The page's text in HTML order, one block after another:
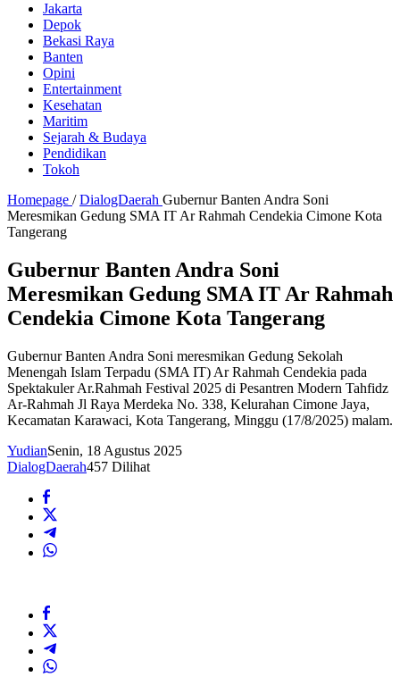
Jakarta
Depok
Bekasi Raya
Banten
Opini
Entertainment
Kesehatan
Maritim
Sejarah & Budaya
Pendidikan
Tokoh
Homepage / DialogDaerah Gubernur Banten Andra Soni
Meresmikan Gedung SMA IT Ar Rahmah Cendekia Cimone Kota
Tangerang
Gubernur Banten Andra Soni
Meresmikan Gedung SMA IT Ar Rahmah
Cendekia Cimone Kota Tangerang
Gubernur Banten Andra Soni meresmikan Gedung Sekolah
Menengah Islam Terpadu (SMA IT) Ar Rahmah Cendekia pada
Spektakuler Ar.Rahmah Festival 2025 di Pesantren Modern Tahfidz
Ar-Rahmah Jl Raya Merdeka No. 338, Kelurahan Cimone Jaya,
Kecamatan Karawaci, Kota Tangerang, Minggu (17/8/2025) malam.
YudianSenin, 18 Agustus 2025
DialogDaerah457 Dilihat